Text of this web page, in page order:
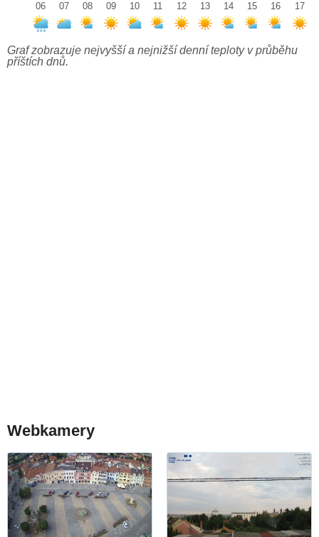
06
07
08
09
10
11
12
13
14
15
16
17
Graf zobrazuje nejvyšší a nejnižší denní teploty v průběhu
příštích dnů.
Webkamery